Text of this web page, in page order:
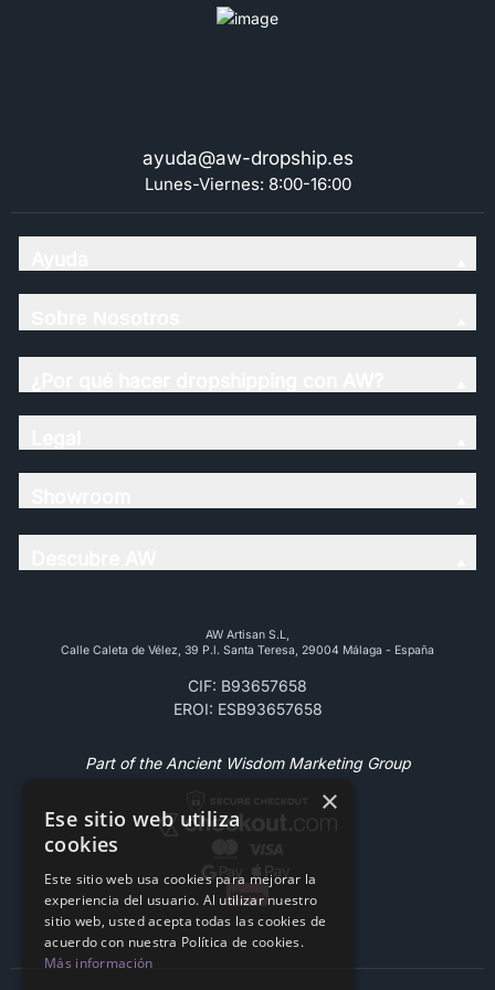
ayuda@aw-dropship.es
Lunes-Viernes: 8:00-16:00
AW Artisan S.L,
Calle Caleta de Vélez, 39 P.l. Santa Teresa, 29004 Málaga - España
CIF: B93657658
EROI: ESB93657658
Part of the Ancient Wisdom Marketing Group
×
Ese sitio web utiliza
cookies
Este sitio web usa cookies para mejorar la
experiencia del usuario. Al utilizar nuestro
sitio web, usted acepta todas las cookies de
acuerdo con nuestra Política de cookies.
Más información